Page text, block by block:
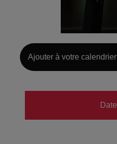
Ajouter à votre calendrier
Date